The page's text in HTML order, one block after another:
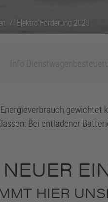
/ Elektro-Förderung-2025
/ Elektro-Förderung-2025
gewichtet
Bei entladener
NEUER
HIER